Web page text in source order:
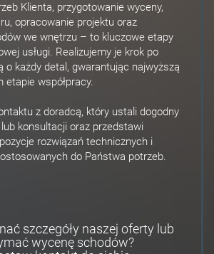
Klienta, przygotowanie wyceny,
opracowanie projektu oraz
we wnętrzu – to kluczowe etapy
usługi. Realizujemy je krok po
o każdy detal, gwarantując najwyższą
etapie współpracy.
z doradcą, który ustali dogodny
konsultacji oraz przedstawi
rozwiązań technicznych i
do Państwa potrzeb.
szczegóły naszej oferty lub
wycenę schodów?